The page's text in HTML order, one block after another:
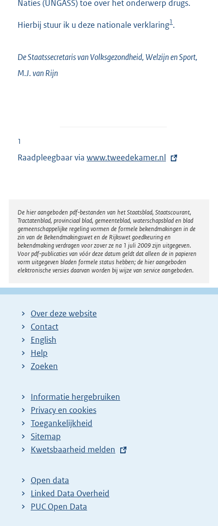
Naties (UNGASS) toe over het onderwerp drugs.
Hierbij stuur ik u deze nationale verklaring1.
De Staatssecretaris van Volksgezondheid, Welzijn en Sport,
M.J. vanRijn
1
Raadpleegbaar via E
r
n
e
l
i
n
k
www.tweedekamer.nl
Disclaimer
De hier aangeboden pdf-bestanden van het Staatsblad, Staatscourant,
Tractatenblad, provinciaal blad, gemeenteblad, waterschapsblad en blad
gemeenschappelijke regeling vormen de formele bekendmakingen in de
zin van de Bekendmakingswet en de Rijkswet goedkeuring en
bekendmaking verdragen voor zover ze na 1 juli 2009 zijn uitgegeven.
Voor pdf-publicaties van vóór deze datum geldt dat alleen de in papieren
vorm uitgegeven bladen formele status hebben; de hier aangeboden
elektronische versies daarvan worden bij wijze van service aangeboden.
Over deze website
Contact
English
Help
Zoeken
Informatie hergebruiken
Privacy en cookies
Toegankelijkheid
Sitemap
E
t
e
r
Kwetsbaarheid melden
Open data
Linked Data Overheid
PUC Open Data